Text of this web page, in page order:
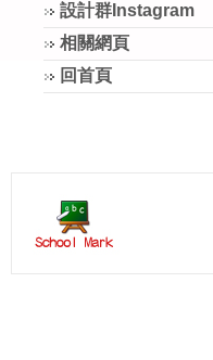
設計群Instagram
相關網頁
回首頁